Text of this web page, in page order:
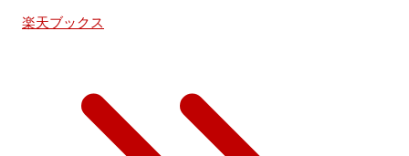
楽天ブックス